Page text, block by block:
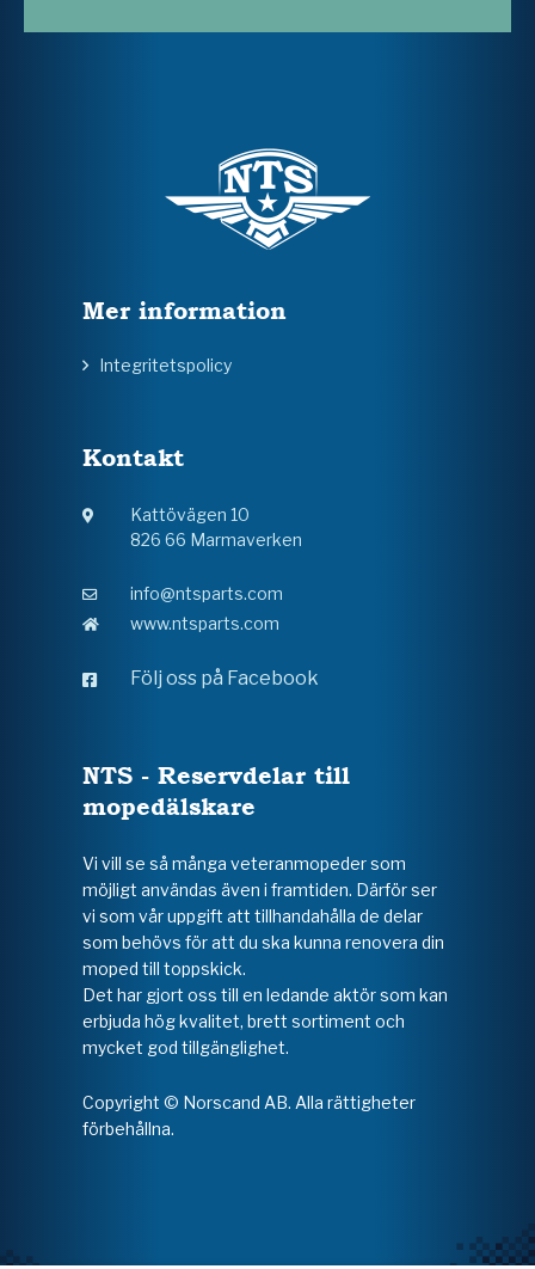
Mer information
Integritetspolicy
Kontakt
Kattövägen 10
826 66 Marmaverken
info@ntsparts.com
www.ntsparts.com
Följ oss på Facebook
NTS - Reservdelar till
mopedälskare
Vi vill se så många veteranmopeder som
möjligt användas även i framtiden. Därför ser
vi som vår uppgift att tillhandahålla de delar
som behövs för att du ska kunna renovera din
moped till toppskick.
Det har gjort oss till en ledande aktör som kan
erbjuda hög kvalitet, brett sortiment och
mycket god tillgänglighet.
Copyright © Norscand AB. Alla rättigheter
förbehållna.